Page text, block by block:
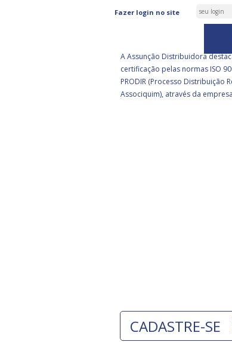
Fazer login no site
ASSUNÇÃO
CERTIFICADA PELA BSI
A Assunção Distribuidora
certificação pelas normas ISO
PRODIR (Processo Distribuição
Associquim), através da
CADASTRE-SE